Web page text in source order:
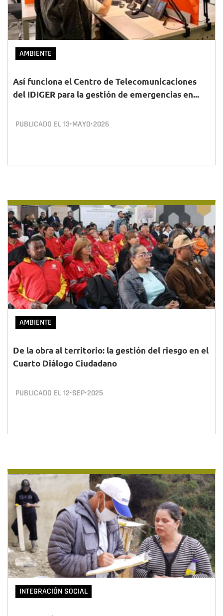
AMBIENTE
Así funciona el Centro de Telecomunicaciones
del IDIGER para la gestión de emergencias en...
PUBLICADO EL13•MAYO•2026
AMBIENTE
De la obra al territorio: la gestión del riesgo en el
Cuarto Diálogo Ciudadano
PUBLICADO EL12•SEP•2025
INTEGRACIÓN SOCIAL